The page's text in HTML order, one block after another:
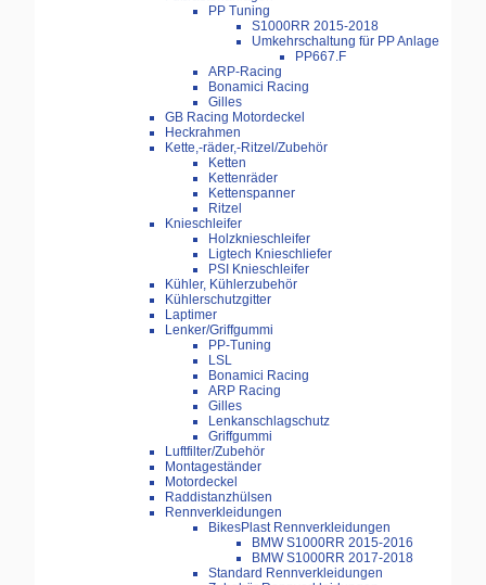
PP Tuning
S1000RR 2015-2018
Umkehrschaltung für PP Anlage
PP667.F
ARP-Racing
Bonamici Racing
Gilles
GB Racing Motordeckel
Heckrahmen
Kette,-räder,-Ritzel/Zubehör
Ketten
Kettenräder
Kettenspanner
Ritzel
Knieschleifer
Holzknieschleifer
Ligtech Knieschliefer
PSI Knieschleifer
Kühler, Kühlerzubehör
Kühlerschutzgitter
Laptimer
Lenker/Griffgummi
PP-Tuning
LSL
Bonamici Racing
ARP Racing
Gilles
Lenkanschlagschutz
Griffgummi
Luftfilter/Zubehör
Montageständer
Motordeckel
Raddistanzhülsen
Rennverkleidungen
BikesPlast Rennverkleidungen
BMW S1000RR 2015-2016
BMW S1000RR 2017-2018
Standard Rennverkleidungen